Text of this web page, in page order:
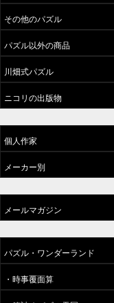
その他のパズル
パズル以外の商品
川畑式パズル
ニコリの出版物
個人作家
メーカー別
メールマガジン
パズル・ワンダーランド
・時事覆面算